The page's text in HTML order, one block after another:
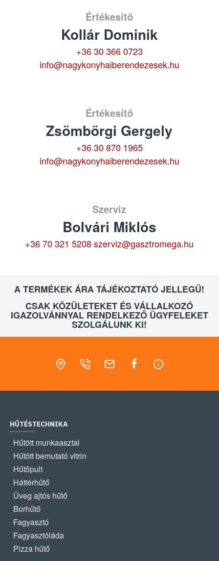
Értékesítő
Kollár Dominik
+36 30 366 0723
info@nagykonyhaiberendezesek.hu
Értékesítő
Zsömbörgi Gergely
+36 30 870 1965
info@nagykonyhaiberendezesek.hu
Szerviz
Bolvári Miklós
+36 70 321 5208 szerviz@gasztromega.hu
A TERMÉKEK ÁRA TÁJÉKOZTATÓ JELLEGŰ!
CSAK KÖZÜLETEKET ÉS VÁLLALKOZÓ
IGAZOLVÁNNYAL RENDELKEZŐ ÜGYFELEKET
SZOLGÁLUNK KI!
HŰTÉSTECHNIKA
Hűtött munkaasztal
Hűtött bemutató vitrin
Hűtőpult
Háttérhűtő
Üveg ajtós hűtő
Borhűtő
Fagyasztó
Fagyasztóláda
Pizza hűtő